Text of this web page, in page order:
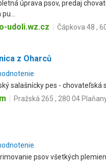
úprava psov, predaj
udoli.wz.cz Čápkova 48 ,
z Oharců
salašnícky pes -
Pražská 265 , 280 04
psov všetkých